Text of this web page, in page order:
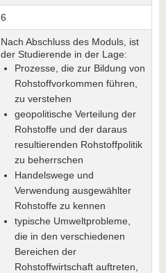
6
Nach Abschluss des Moduls, ist
der Studierende in der Lage:
Prozesse, die zur Bildung von
Rohstoffvorkommen führen,
zu verstehen
geopolitische Verteilung der
Rohstoffe und der daraus
resultierenden Rohstoffpolitik
zu beherrschen
Handelswege und
Verwendung ausgewählter
Rohstoffe zu kennen
typische Umweltprobleme,
die in den verschiedenen
Bereichen der
Rohstoffwirtschaft auftreten,